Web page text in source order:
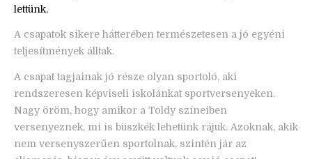
lettünk.
A csapatok sikere hátterében természetesen a jó egyéni
teljesítmények álltak.
A csapat tagjainak jó része olyan sportoló, aki
rendszeresen képviseli iskolánkat sportversenyeken.
Nagy öröm, hogy amikor a Toldy színeiben
versenyeznek, mi is büszkék lehetünk rájuk. Azoknak, akik
nem versenyszerűen sportolnak, szintén jár az